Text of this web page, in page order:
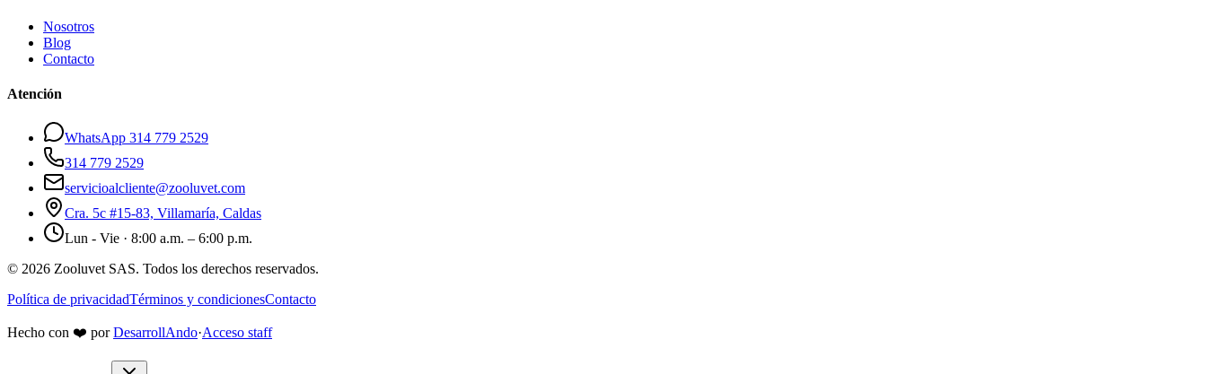
Nosotros
Blog
Contacto
Atención
WhatsApp 314 779 2529
314 779 2529
servicioalcliente@zooluvet.com
Cra. 5c #15-83, Villamaría, Caldas
Lun - Vie · 8:00 a.m. – 6:00 p.m.
© 2026 Zooluvet SAS. Todos los derechos reservados.
Política de privacidadTérminos y condicionesContacto
Hecho con ❤️ por DesarrollAndo·Acceso staff